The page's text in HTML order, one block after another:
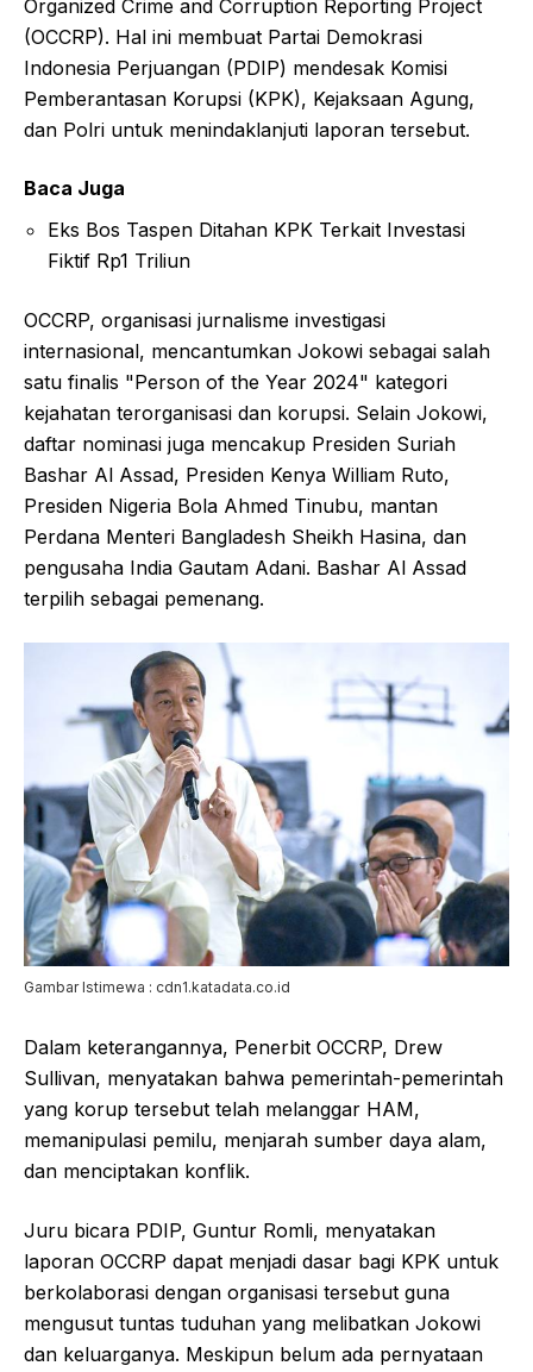
Organized Crime and Corruption Reporting Project
(OCCRP). Hal ini membuat Partai Demokrasi
Indonesia Perjuangan (PDIP) mendesak Komisi
Pemberantasan Korupsi (KPK), Kejaksaan Agung,
dan Polri untuk menindaklanjuti laporan tersebut.
Baca Juga
Eks Bos Taspen Ditahan KPK Terkait Investasi
Fiktif Rp1 Triliun
OCCRP, organisasi jurnalisme investigasi
internasional, mencantumkan Jokowi sebagai salah
satu finalis "Person of the Year 2024" kategori
kejahatan terorganisasi dan korupsi. Selain Jokowi,
daftar nominasi juga mencakup Presiden Suriah
Bashar Al Assad, Presiden Kenya William Ruto,
Presiden Nigeria Bola Ahmed Tinubu, mantan
Perdana Menteri Bangladesh Sheikh Hasina, dan
pengusaha India Gautam Adani. Bashar Al Assad
terpilih sebagai pemenang.
Gambar Istimewa : cdn1.katadata.co.id
Dalam keterangannya, Penerbit OCCRP, Drew
Sullivan, menyatakan bahwa pemerintah-pemerintah
yang korup tersebut telah melanggar HAM,
memanipulasi pemilu, menjarah sumber daya alam,
dan menciptakan konflik.
Juru bicara PDIP, Guntur Romli, menyatakan
laporan OCCRP dapat menjadi dasar bagi KPK untuk
berkolaborasi dengan organisasi tersebut guna
mengusut tuntas tuduhan yang melibatkan Jokowi
dan keluarganya. Meskipun belum ada pernyataan